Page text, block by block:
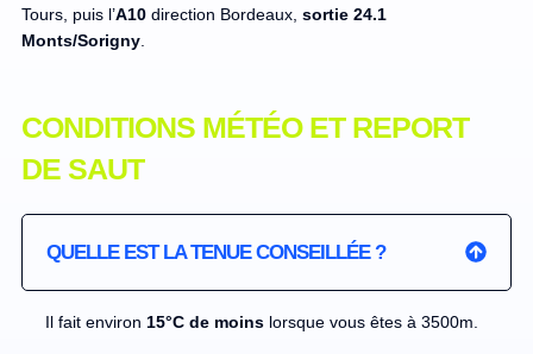
Tours, puis l’A10direction Bordeaux, sortie 24.1
Monts/Sorigny.
CONDITIONS MÉTÉO ET REPORT
DE SAUT
QUELLE EST LA TENUE CONSEILLÉE ?
Il fait environ 15°C de moinslorsque vous êtes à 3500m.